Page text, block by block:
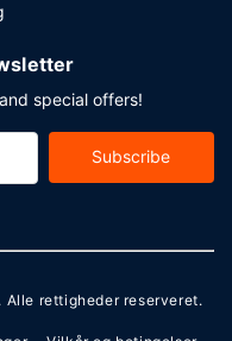
special offers!
Subscribe
. Alle rettigheder reserveret.